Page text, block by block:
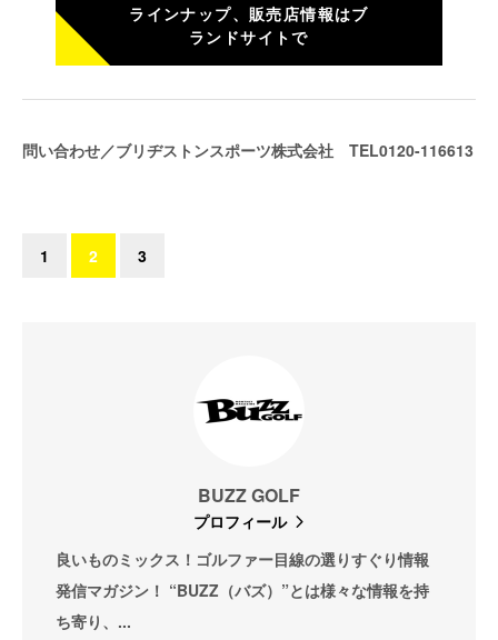
ラインナップ、販売店情報はブ
ランドサイトで
問い合わせ／ブリヂストンスポーツ株式会社 TEL0120-116613
1 2 3
BUZZ GOLF
プロフィール
良いものミックス！ゴルファー目線の選りすぐり情報
発信マガジン！ “BUZZ（バズ）”とは様々な情報を持
ち寄り、...